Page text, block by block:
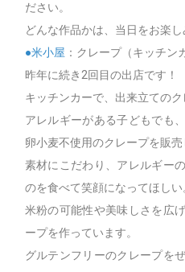
ださい。
どんな作品かは、当日をお楽し
●米小屋 ：クレープ（キッチン
昨年に続き2回目の出店です！
キッチンカーで、出来立てのク
アレルギーがある子どもでも
卵小麦不使用のクレープを販売
素材にこだわり、アレルギー
のを食べて笑顔になってほしい
米粉の可能性や美味しさを広
ープを作っています。
グルテンフリーのクレープを